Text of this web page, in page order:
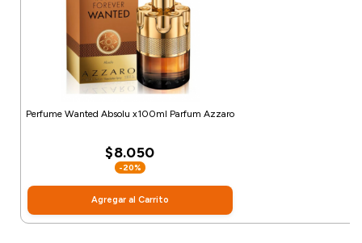
Perfume Wanted Absolu x100ml Parfum Azzaro
$8.050
-20%
Agregar al Carrito